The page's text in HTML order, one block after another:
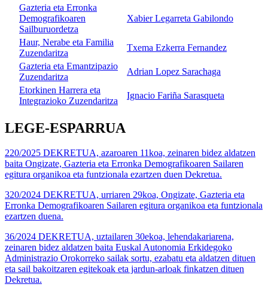
Gazteria eta Erronka
Demografikoaren
Sailburuordetza
Xabier Legarreta Gabilondo
Haur, Nerabe eta Familia
Zuzendaritza
Txema Ezkerra Fernandez
Gazteria eta Emantzipazio
Zuzendaritza
Adrian Lopez Sarachaga
Etorkinen Harrera eta
Integrazioko Zuzendaritza
Ignacio Fariña Sarasqueta
LEGE-ESPARRUA
220/2025 DEKRETUA, azaroaren 11koa, zeinaren bidez aldatzen
baita Ongizate, Gazteria eta Erronka Demografikoaren Sailaren
egitura organikoa eta funtzionala ezartzen duen Dekretua.
320/2024 DEKRETUA, urriaren 29koa, Ongizate, Gazteria eta
Erronka Demografikoaren Sailaren egitura organikoa eta funtzionala
ezartzen duena.
36/2024 DEKRETUA, uztailaren 30ekoa, lehendakariarena,
zeinaren bidez aldatzen baita Euskal Autonomia Erkidegoko
Administrazio Orokorreko sailak sortu, ezabatu eta aldatzen dituen
eta sail bakoitzaren egitekoak eta jardun-arloak finkatzen dituen
Dekretua.